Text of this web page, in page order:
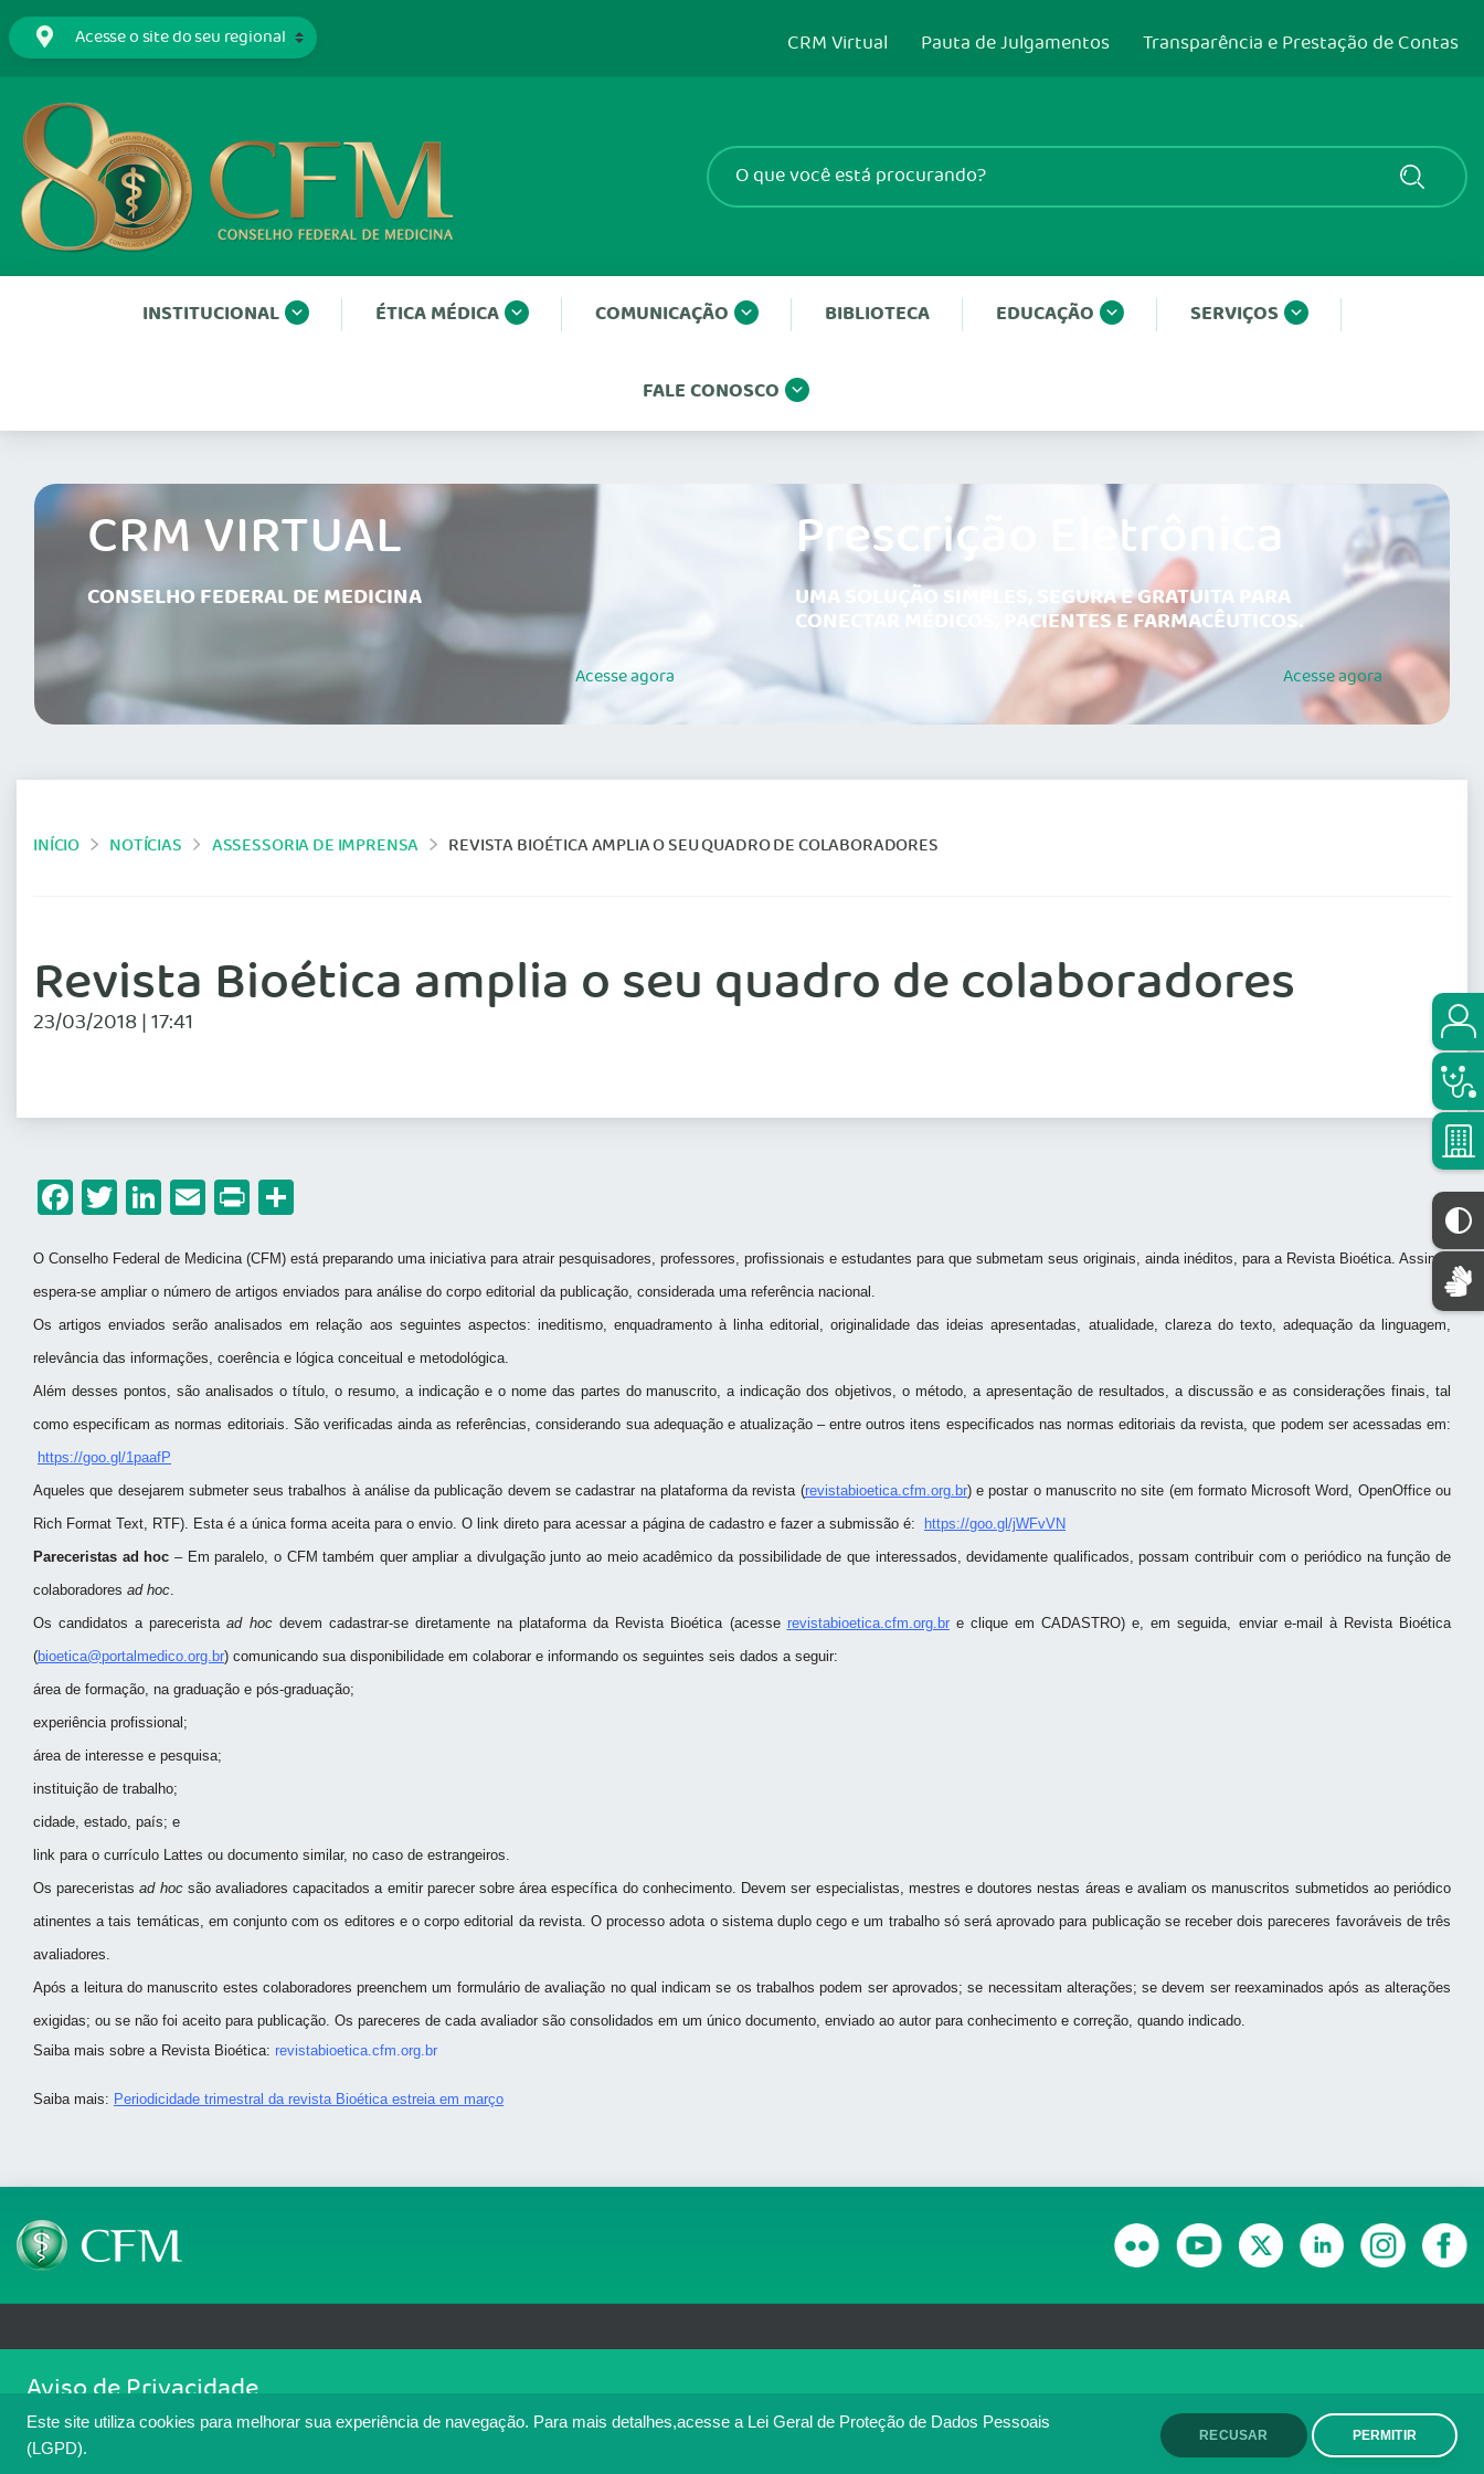
Este site utiliza cookies para melhorar sua experiência de navegação. Para mais detalhes,acesse a Lei Geral de Proteção de Dados Pessoais
(LGPD).
RECUSAR PERMITIR
CRM Virtual Pauta de Julgamentos Transparência e Prestação de Contas
INSTITUCIONAL ÉTICA MÉDICA COMUNICAÇÃO BIBLIOTECA EDUCAÇÃO SERVIÇOS
FALE CONOSCO
CRM VIRTUAL
CONSELHO FEDERAL DE MEDICINA
Acesseagora
Prescrição Eletrônica
UMA SOLUÇÃO SIMPLES, SEGURA E GRATUITA PARA
CONECTAR MÉDICOS, PACIENTES E FARMACÊUTICOS.
Acesseagora
INÍCIO NOTÍCIAS ASSESSORIA DE IMPRENSA REVISTA BIOÉTICA AMPLIA O SEU QUADRO DE COLABORADORES
Revista Bioética amplia o seu quadro de colaboradores
23/03/2018 | 17:41
Facebook
Twitter
LinkedIn
Email
Print
O Conselho Federal de Medicina (CFM) está preparando uma iniciativa para atrair pesquisadores, professores, profissionais e estudantes para que submetam seus originais, ainda inéditos, para a Revista Bioética. Assim,
espera-se ampliar o número de artigos enviados para análise do corpo editorial da publicação, considerada uma referência nacional.
Os artigos enviados serão analisados em relação aos seguintes aspectos: ineditismo, enquadramento à linha editorial, originalidade das ideias apresentadas, atualidade, clareza do texto, adequação da linguagem,
relevância das informações, coerência e lógica conceitual e metodológica.
Além desses pontos, são analisados o título, o resumo, a indicação e o nome das partes do manuscrito, a indicação dos objetivos, o método, a apresentação de resultados, a discussão e as considerações finais, tal
como especificam as normas editoriais. São verificadas ainda as referências, considerando sua adequação e atualização – entre outros itens especificados nas normas editoriais da revista, que podem ser acessadas em:
https://goo.gl/1paafP
Aqueles que desejarem submeter seus trabalhos à análise da publicação devem se cadastrar na plataforma da revista (revistabioetica.cfm.org.br) e postar o manuscrito no site (em formato Microsoft Word, OpenOffice ou
Rich Format Text, RTF). Esta é a única forma aceita para o envio. O link direto para acessar a página de cadastro e fazer a submissão é:
https://goo.gl/jWFvVN
Pareceristas ad hoc – Em paralelo, o CFM também quer ampliar a divulgação junto ao meio acadêmico da possibilidade de que interessados, devidamente qualificados, possam contribuir com o periódico na função de
colaboradores ad hoc.
Os candidatos a pareceristaad hocdevem cadastrar-se diretamente na plataforma da Revista Bioética (acesse revistabioetica.cfm.org.bre clique em CADASTRO) e, em seguida, enviar e-mail à Revista Bioética
(bioetica@portalmedico.org.br) comunicando sua disponibilidade em colaborar e informando os seguintes seis dados a seguir:
área de formação, na graduação e pós-graduação;
experiência profissional;
área de interesse e pesquisa;
instituição de trabalho;
cidade, estado, país; e
link para o currículo Lattes ou documento similar, no caso de estrangeiros.
Os pareceristasad hoc são avaliadores capacitados a emitir parecer sobre área específica do conhecimento. Devem ser especialistas, mestres e doutores nestas áreas e avaliam os manuscritos submetidos ao periódico
atinentes a tais temáticas, em conjunto com os editores e o corpo editorial da revista. O processo adota o sistema duplo cego e um trabalho só será aprovado para publicação se receber dois pareceres favoráveis de três
avaliadores.
Após a leitura do manuscrito estes colaboradores preenchem um formulário de avaliação no qual indicam se os trabalhos podem ser aprovados; se necessitam alterações; se devem ser reexaminados após as alterações
exigidas; ou se não foi aceito para publicação. Os pareceres de cada avaliador são consolidados em um único documento, enviado ao autor para conhecimento e correção, quando indicado.
Saiba mais sobre a Revista Bioética: revistabioetica.cfm.org.br
Saiba mais: Periodicidade trimestral da revista Bioética estreia em março
SGAS 616, Conjunto D, Lote 115, L2 Sul, Brasília/DF - CEP: 70200-760 - CNPJ: 33.583.550/0001-30
Copyright 2026 CFM. Todos os direitos reservados.
Aviso de Privacidade
Nós usamos cookies para melhorar sua experiência de navegação no portal. Ao utilizar o Portal Médico, você concorda com a política de monitoramento de
cookies. Para ter mais informações sobre como isso é feito, acesse
. Se você concorda, clique em ACEITO. ACEITO